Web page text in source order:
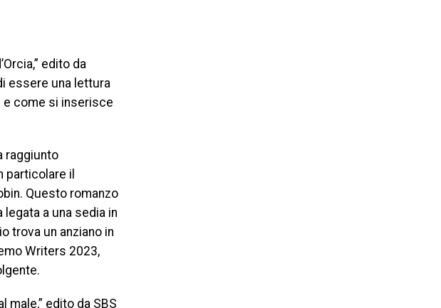
edito da
essere una lettura
e come si inserisce
raggiunto
particolare il
Questo romanzo
a una sedia in
trova un anziano in
Writers 2023,
male,” edito da SBS